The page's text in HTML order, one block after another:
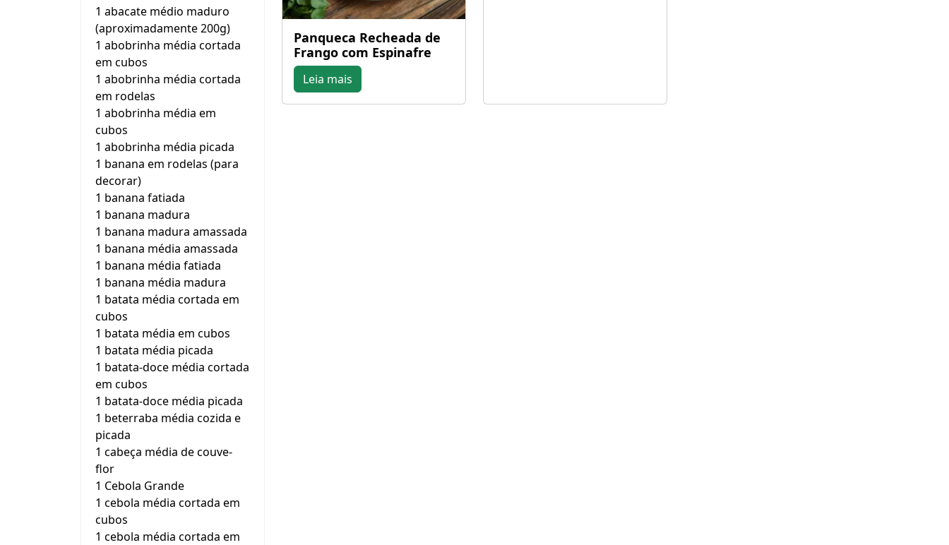
1 abacate médio maduro
(aproximadamente 200g)
1 abobrinha média cortada
em cubos
1 abobrinha média cortada
em rodelas
1 abobrinha média em
cubos
1 abobrinha média picada
1 banana em rodelas (para
decorar)
1 banana fatiada
1 banana madura
1 banana madura amassada
1 banana média amassada
1 banana média fatiada
1 banana média madura
1 batata média cortada em
cubos
1 batata média em cubos
1 batata média picada
1 batata-doce média cortada
em cubos
1 batata-doce média picada
1 beterraba média cozida e
picada
1 cabeça média de couve-
flor
1 Cebola Grande
1 cebola média cortada em
cubos
1 cebola média cortada em
Panqueca Recheada de
Frango com Espinafre
Leia mais